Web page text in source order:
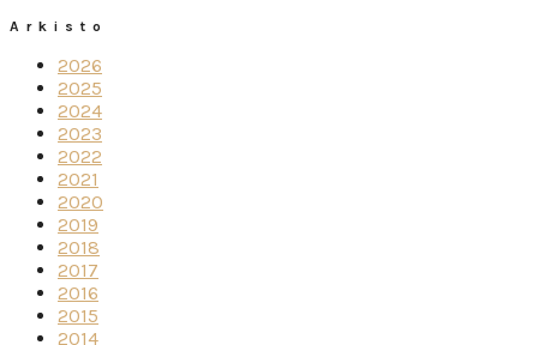
Arkisto
2026
2025
2024
2023
2022
2021
2020
2019
2018
2017
2016
2015
2014